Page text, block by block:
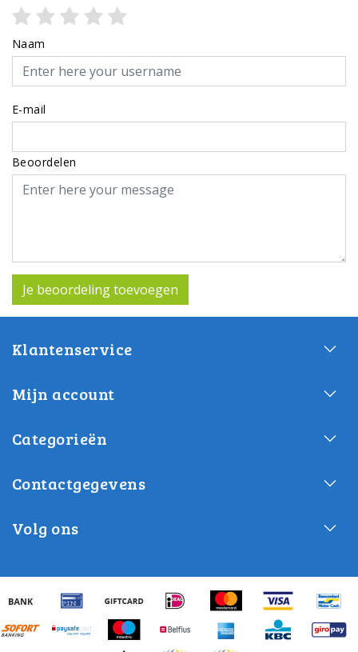
Naam
E-mail
Beoordelen
Je beoordeling toevoegen
Klantenservice
Mijn account
Categorieën
Contactgegevens
Volg ons